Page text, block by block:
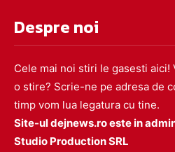
Despre noi
Cele mai noi stiri le gasesti aici!
o stire? Scrie-ne pe adresa de
timp vom lua legatura cu tine.
Site-ul dejnews.ro este in
Studio Production SRL